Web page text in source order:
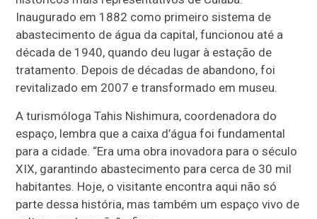
Inaugurado em 1882 como primeiro sistema de
abastecimento de água da capital, funcionou até a
década de 1940, quando deu lugar à estação de
tratamento. Depois de décadas de abandono, foi
revitalizado em 2007 e transformado em museu.
A turismóloga Tahis Nishimura, coordenadora do
espaço, lembra que a caixa d’água foi fundamental
para a cidade. “Era uma obra inovadora para o século
XIX, garantindo abastecimento para cerca de 30 mil
habitantes. Hoje, o visitante encontra aqui não só
parte dessa história, mas também um espaço vivo de